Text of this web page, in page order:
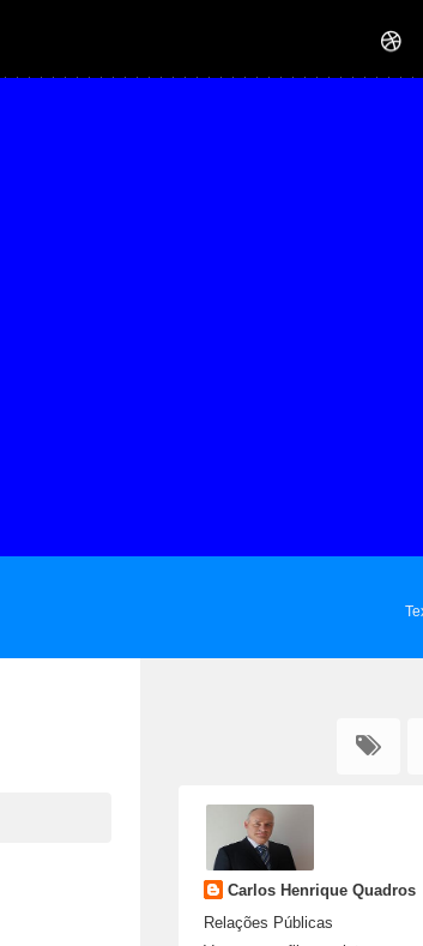
Carlos Henrique Quadros
Relações Públicas